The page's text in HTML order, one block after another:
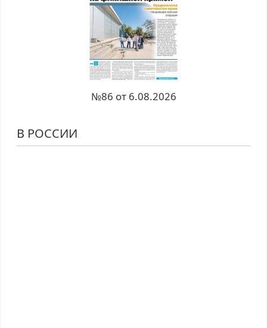
№86 от 6.08.2026
В РОССИИ